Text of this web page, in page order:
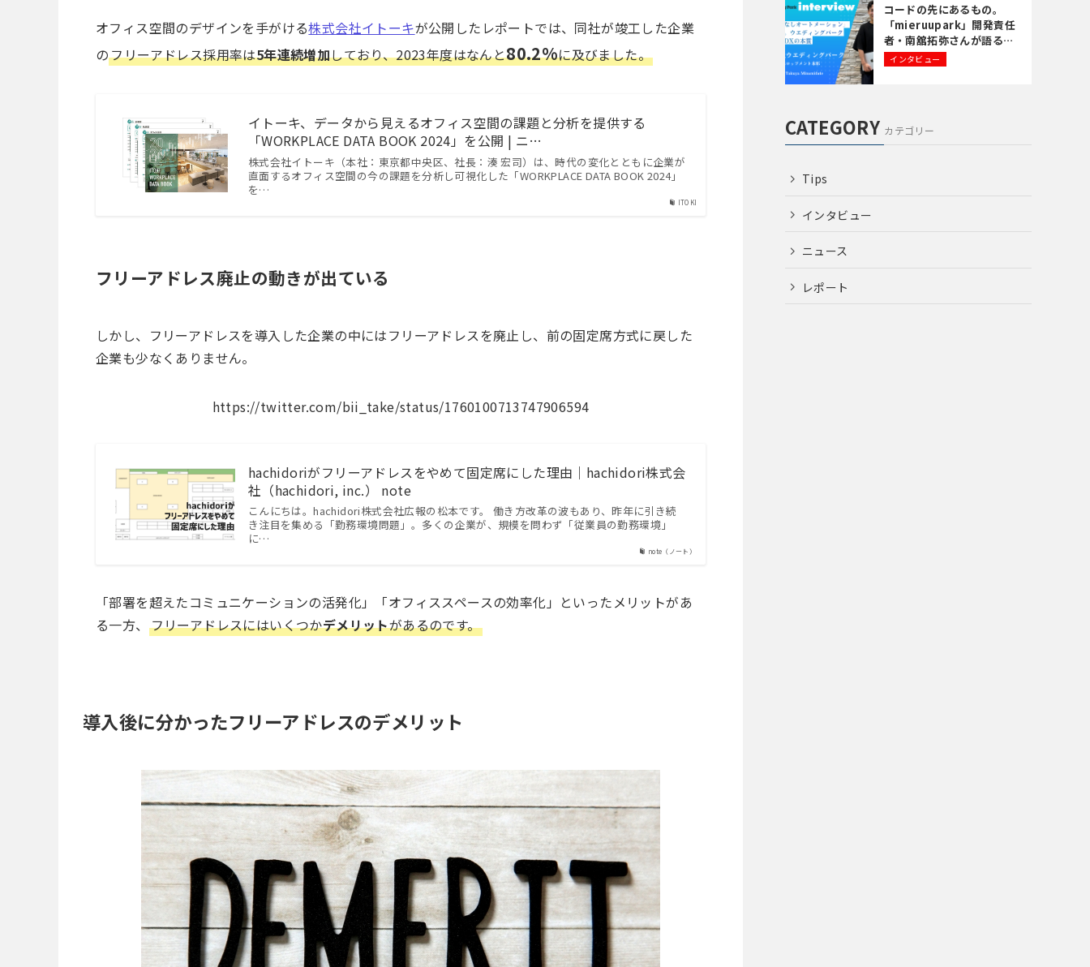
オフィス空間のデザインを手がける株式会社イトーキが公開したレポートでは、同社が竣工した企業
のフリーアドレス採用率は5年連続増加しており、2023年度はなんと80.2%に及びました。
ITOKI
イトーキ、データから見えるオフィス空間の課題と分析を提供する
「WORKPLACE DATA BOOK 2024」を公開 | ニ…
株式会社イトーキ（本社：東京都中央区、社長：湊 宏司）は、時代の変化とともに企業が
直面するオフィス空間の今の課題を分析し可視化した「WORKPLACE DATA BOOK 2024」
を…
フリーアドレス廃止の動きが出ている
しかし、フリーアドレスを導入した企業の中にはフリーアドレスを廃止し、前の固定席方式に戻した
企業も少なくありません。
https://twitter.com/bii_take/status/1760100713747906594
note（ノート）
hachidoriがフリーアドレスをやめて固定席にした理由｜hachidori株式会
社（hachidori, inc.） note
こんにちは。hachidori株式会社広報の松本です。 働き方改革の波もあり、昨年に引き続
き注目を集める「勤務環境問題」。多くの企業が、規模を問わず「従業員の勤務環境」
に…
「部署を超えたコミュニケーションの活発化」「オフィススペースの効率化」といったメリットがあ
る一方、 フリーアドレスにはいくつかデメリットがあるのです。
導入後に分かったフリーアドレスのデメリット
コードの先にあるもの。
「mieruupark」開発責任
者・南舘拓弥さんが語る
「共創するエンジニア」と
いうキャリア
インタビュー
CATEGORY カテゴリー
Tips
インタビュー
ニュース
レポート